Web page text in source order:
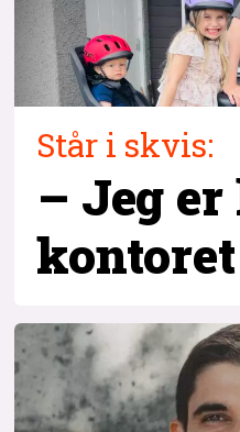
Står i skvis:
– Jeg